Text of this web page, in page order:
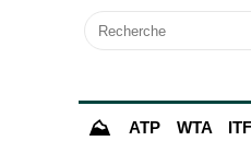
Recherche
⛰ ATP WTA ITF